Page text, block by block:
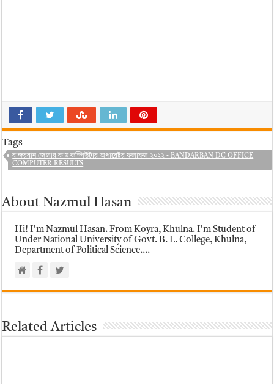
Tags
বান্দরবান জেলার কাম কম্পিউটার অপারেটর ফলাফল ২০২২ - BANDARBAN DC OFFICE
COMPUTER RESULTS
About Nazmul Hasan
Hi! I'm Nazmul Hasan. From Koyra, Khulna. I'm Student of
Under National University of Govt. B. L. College, Khulna,
Department of Political Science....
Related Articles